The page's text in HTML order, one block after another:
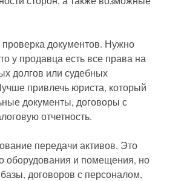
документов. Нужно
у продавца есть все права на
долгов или судебных
привлечь юриста, который
документы, договоры с
отчетность.
передачи активов. Это
оборудования и помещения, но
договоров с персоналом,